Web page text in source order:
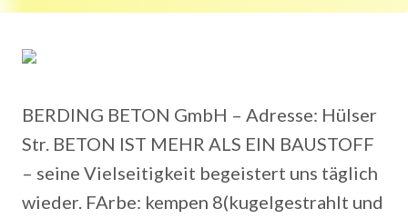
BERDING BETON GmbH – Adresse: Hülser
Str. BETON IST MEHR ALS EIN BAUSTOFF
– seine Vielseitigkeit begeistert uns täglich
wieder. FArbe: kempen 8(kugelgestrahlt und